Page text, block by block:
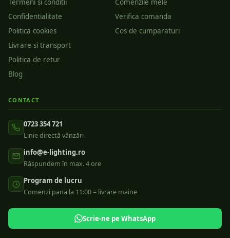
Termeni si conditii
Confidentialitate
Politica cookies
Livrare si transport
Politica de retur
Blog
Comenzile mele
Verifica comanda
Cos de cumparaturi
CONTACT
0723 354 721
Linie directă vânzări
info@e-lighting.ro
Răspundem în max. 4 ore
Program de lucru
Comenzi pana la 11:00 = livrare maine
Scrie-ne pe WhatsApp